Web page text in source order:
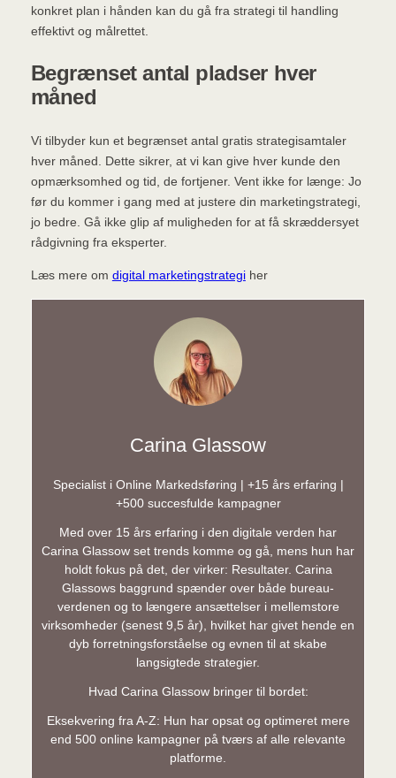
konkret plan i hånden kan du gå fra strategi til handling
effektivt og målrettet.
Begrænset antal pladser hver
måned
Vi tilbyder kun et begrænset antal gratis strategisamtaler
hver måned. Dette sikrer, at vi kan give hver kunde den
opmærksomhed og tid, de fortjener. Vent ikke for længe: Jo
før du kommer i gang med at justere din marketingstrategi,
jo bedre. Gå ikke glip af muligheden for at få skræddersyet
rådgivning fra eksperter.
Læs mere om digital marketingstrategiher
Carina Glassow
Specialist i Online Markedsføring | +15 års erfaring |
+500 succesfulde kampagner
Med over 15 års erfaring i den digitale verden har
Carina Glassow set trends komme og gå, mens hun har
holdt fokus på det, der virker: Resultater. Carina
Glassows baggrund spænder over både bureau-
verdenen og to længere ansættelser i mellemstore
virksomheder (senest 9,5 år), hvilket har givet hende en
dyb forretningsforståelse og evnen til at skabe
langsigtede strategier.
Hvad Carina Glassow bringer til bordet:
Eksekvering fra A-Z: Hun har opsat og optimeret mere
end 500 online kampagner på tværs af alle relevante
platforme.